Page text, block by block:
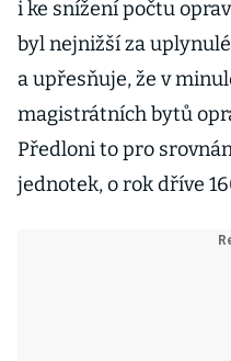
i ke snížení počtu
byl nejnižší za
a upřesňuje, že v
magistrátních bytů
Předloni to pro
jednotek, o rok dříve